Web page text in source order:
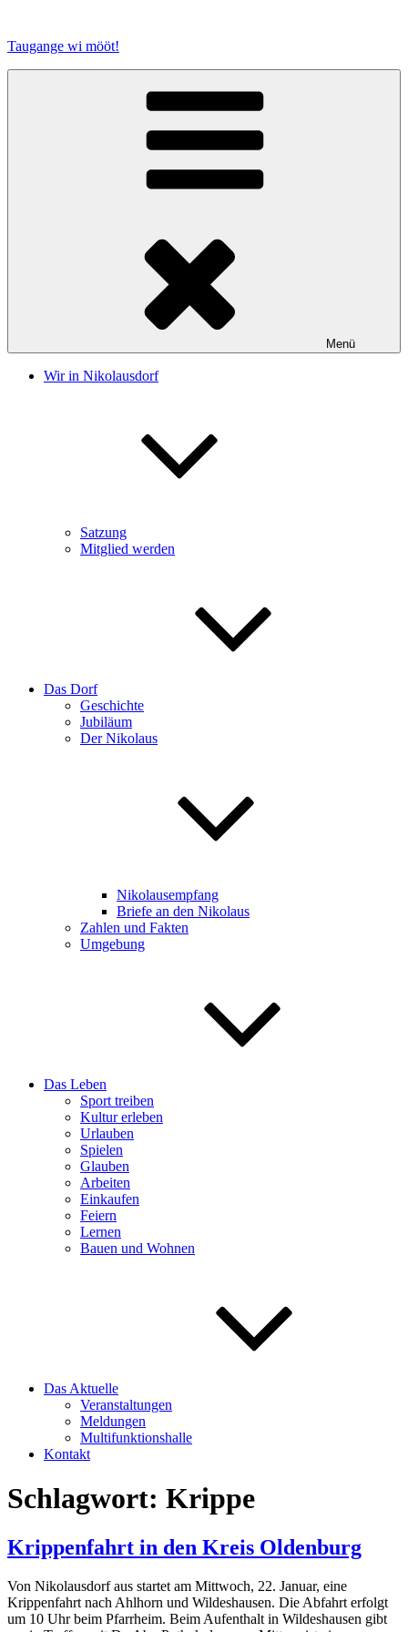
springen
Taugange wi mööt!
Menü
Wir in Nikolausdorf
Satzung
Mitglied werden
Das Dorf
Geschichte
Jubiläum
Der Nikolaus
Nikolausempfang
Briefe an den Nikolaus
Zahlen und Fakten
Umgebung
Das Leben
Sport treiben
Kultur erleben
Urlauben
Spielen
Glauben
Arbeiten
Einkaufen
Feiern
Lernen
Bauen und Wohnen
Das Aktuelle
Veranstaltungen
Meldungen
Multifunktionshalle
Kontakt
Schlagwort: Krippe
Krippenfahrt in den Kreis Oldenburg
Von Nikolausdorf aus startet am Mittwoch, 22. Januar, eine
Krippenfahrt nach Ahlhorn und Wildeshausen. Die Abfahrt erfolgt
um 10 Uhr beim Pfarrheim. Beim Aufenthalt in Wildeshausen gibt